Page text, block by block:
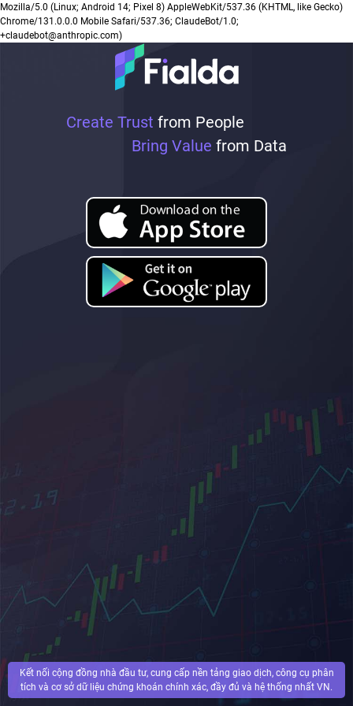
Create Trust from People
Bring Value from Data
Kết nối cộng đồng nhà đầu tư, cung cấp nền tảng giao dịch, công cụ phân
tích và cơ sở dữ liệu chứng khoán chính xác, đầy đủ và hệ thống nhất VN.
Mozilla/5.0 (Linux; Android 14; Pixel 8) AppleWebKit/537.36 (KHTML, like Gecko)
Chrome/131.0.0.0 Mobile Safari/537.36; ClaudeBot/1.0;
+claudebot@anthropic.com)